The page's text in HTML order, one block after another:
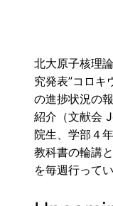
北大原子核理
究発表”コロキ
の進捗状況の
紹介（文献会
院生、学部４
教科書の輪講
を毎週行ってい